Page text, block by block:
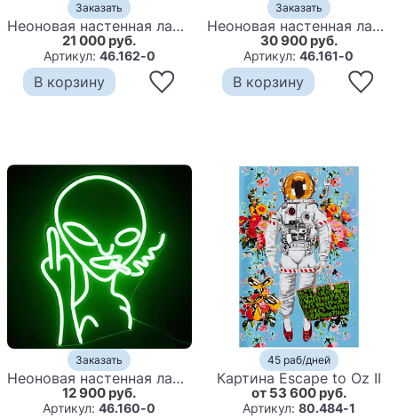
Заказать
Неоновая настенная лампа Shuttle Neon Wall Lamp
21 000 руб.
Артикул: 46.162-0
В корзину
Заказать
Неоновая настенная лампа Astronaut Neon Wall Lamp
30 900 руб.
Артикул:46.161-0
В корзину
Заказать
Неоновая настенная лампа Alien Neon Wall Lamp
12 900 руб.
Артикул:46.160-0
45 раб/дней
Картина Escape to Oz II
от 53 600 руб.
Артикул: 80.484-1